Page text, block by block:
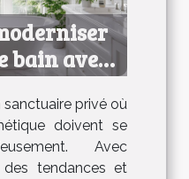
bain avec
style
privé où
doivent se
Avec
tendances et